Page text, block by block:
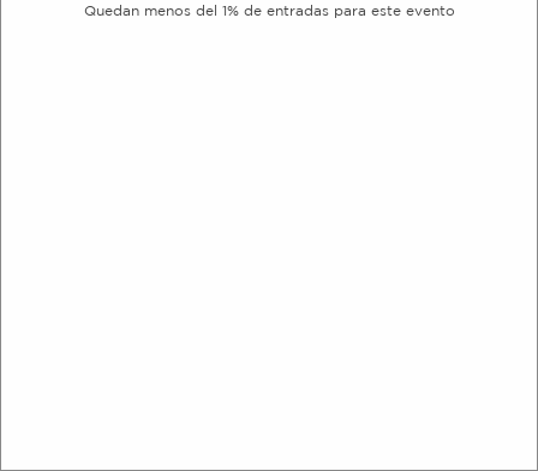
Quedan menos del 1% de entradas para este evento